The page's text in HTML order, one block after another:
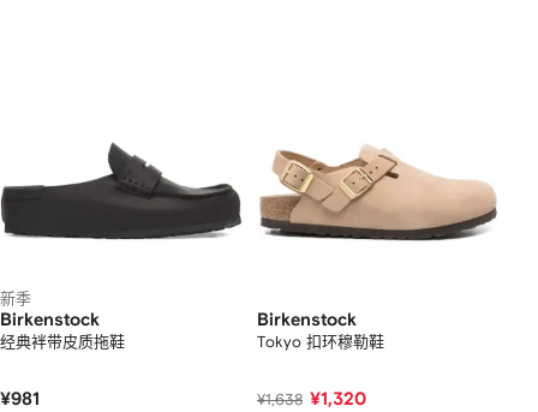
新季
Birkenstock
经典袢带皮质拖鞋
¥981
Birkenstock
Tokyo 扣环穆勒鞋
¥1,638 ¥1,320